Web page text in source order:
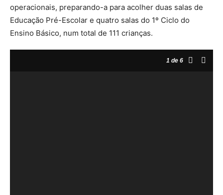
operacionais, preparando-a para acolher duas salas de
Educação Pré-Escolar e quatro salas do 1º Ciclo do
Ensino Básico, num total de 111 crianças.
1 de 6